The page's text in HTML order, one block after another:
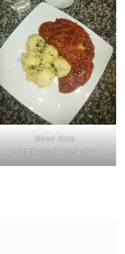
Obiad- dieta
podstawowa/lekkostrawna